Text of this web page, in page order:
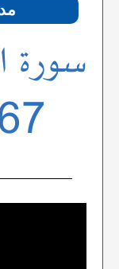
سورة
67 /